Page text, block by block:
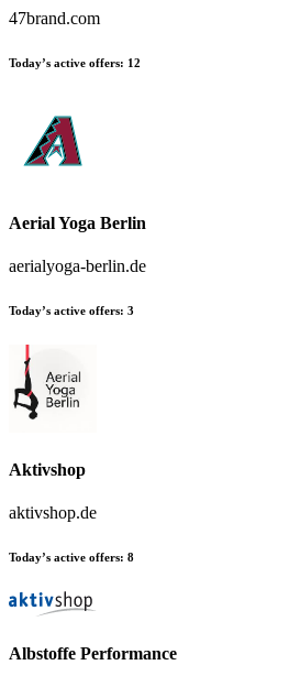
47brand.com
Today’s active offers: 12
Aerial Yoga Berlin
aerialyoga-berlin.de
Today’s active offers: 3
Aktivshop
aktivshop.de
Today’s active offers: 8
Albstoffe Performance